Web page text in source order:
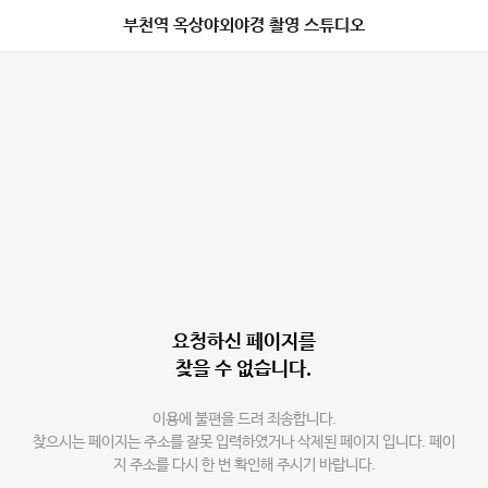
부천역 옥상야외야경 촬영 스튜디오
요청하신 페이지를
찾을 수 없습니다.
이용에 불편을 드려 죄송합니다.
찾으시는 페이지는 주소를 잘못 입력하였거나 삭제된 페이지 입니다. 페이
지 주소를 다시 한 번 확인해 주시기 바랍니다.